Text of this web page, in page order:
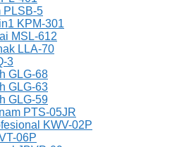
PLSB-5
KPM-301
MSL-612
LLA-70
3
GLG-68
GLG-63
GLG-59
PTS-05JR
KWV-02P
06P